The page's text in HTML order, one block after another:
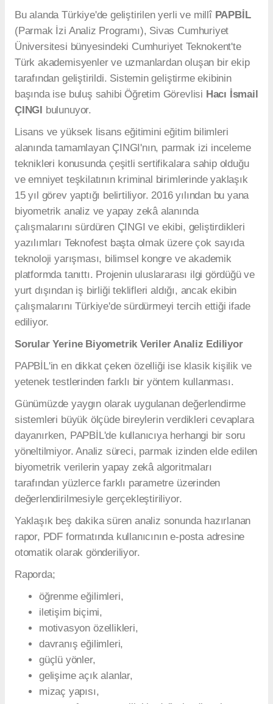
Bu alanda Türkiye'de geliştirilen yerli ve millî PAPBİL
(Parmak İzi Analiz Programı), Sivas Cumhuriyet
Üniversitesi bünyesindeki Cumhuriyet Teknokent'te
Türk akademisyenler ve uzmanlardan oluşan bir ekip
tarafından geliştirildi. Sistemin geliştirme ekibinin
başında ise buluş sahibi Öğretim Görevlisi Hacı İsmail
ÇINGI
bulunuyor.
Lisans ve yüksek lisans eğitimini eğitim bilimleri
alanında tamamlayan ÇINGI'nın, parmak izi inceleme
teknikleri konusunda çeşitli sertifikalara sahip olduğu
ve emniyet teşkilatının kriminal birimlerinde yaklaşık
15 yıl görev yaptığı belirtiliyor. 2016 yılından bu yana
biyometrik analiz ve yapay zekâ alanında
çalışmalarını sürdüren ÇINGI ve ekibi, geliştirdikleri
yazılımları Teknofest başta olmak üzere çok sayıda
teknoloji yarışması, bilimsel kongre ve akademik
platformda tanıttı. Projenin uluslararası ilgi gördüğü ve
yurt dışından iş birliği teklifleri aldığı, ancak ekibin
çalışmalarını Türkiye'de sürdürmeyi tercih ettiği ifade
ediliyor.
Sorular Yerine Biyometrik Veriler Analiz Ediliyor
PAPBİL'in en dikkat çeken özelliği ise klasik kişilik ve
yetenek testlerinden farklı bir yöntem kullanması.
Günümüzde yaygın olarak uygulanan değerlendirme
sistemleri büyük ölçüde bireylerin verdikleri cevaplara
dayanırken, PAPBİL'de kullanıcıya herhangi bir soru
yöneltilmiyor. Analiz süreci, parmak izinden elde edilen
biyometrik verilerin yapay zekâ algoritmaları
tarafından yüzlerce farklı parametre üzerinden
değerlendirilmesiyle gerçekleştiriliyor.
Yaklaşık beş dakika süren analiz sonunda hazırlanan
rapor, PDF formatında kullanıcının e-posta adresine
otomatik olarak gönderiliyor.
Raporda;
öğrenme eğilimleri,
iletişim biçimi,
motivasyon özellikleri,
davranış eğilimleri,
güçlü yönler,
gelişime açık alanlar,
mizaç yapısı,